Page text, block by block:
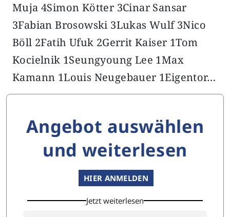
Muja 4Simon Kötter 3Cinar Sansar
3Fabian Brosowski 3Lukas Wulf 3Nico
Böll 2Fatih Ufuk 2Gerrit Kaiser 1Tom
Kocielnik 1Seungyoung Lee 1Max
Kamann 1Louis Neugebauer 1Eigentor…
Angebot auswählen
und weiterlesen
HIER ANMELDEN
Jetzt weiterlesen